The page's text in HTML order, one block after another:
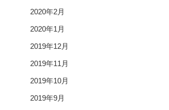
2020年2月
2020年1月
2019年12月
2019年11月
2019年10月
2019年9月